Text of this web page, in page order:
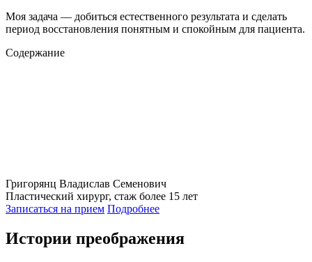
Моя задача — добиться естественного результата и сделать
период восстановления понятным и спокойным для пациента.
Содержание
Григорянц Владислав Семенович
Пластический хирург, стаж более 15 лет
Записаться на прием Подробнее
Истории преображения